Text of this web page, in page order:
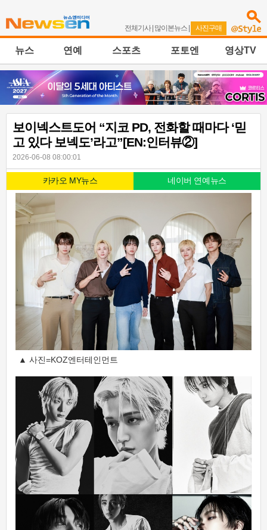
전체기사| 많이본뉴스 | 사진구매
뉴스 연예 스포츠 포토엔 영상TV
보이넥스트도어 “지코 PD, 전화할 때마다 ‘믿
고 있다 보넥도’라고”[EN:인터뷰②]
2026-06-08 08:00:01
카카오 MY뉴스 네이버 연예뉴스
▲ 사진=KOZ엔터테인먼트